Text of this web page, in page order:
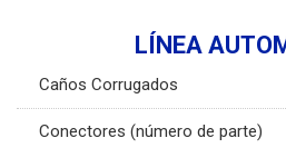
LÍNEA
Caños Corrugados
Conectores (número de parte)